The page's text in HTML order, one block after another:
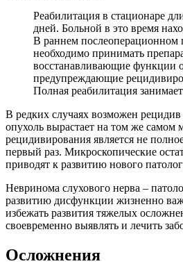
Реабилитация в стационаре
дней. Больной в это время
В раннем послеоперационном
необходимо принимать
восстанавливающие функции
предупреждающие
Полная реабилитация
В редких случаях возможен
опухоль вырастает на том же самом
рецидивирования является не
первый раз. Микроскопические
приводят к развитию нового
Невринома слухового нерва –
развитию дисфункции жизненно
избежать развития тяжелых
своевременно выявлять и лечить
Осложнения